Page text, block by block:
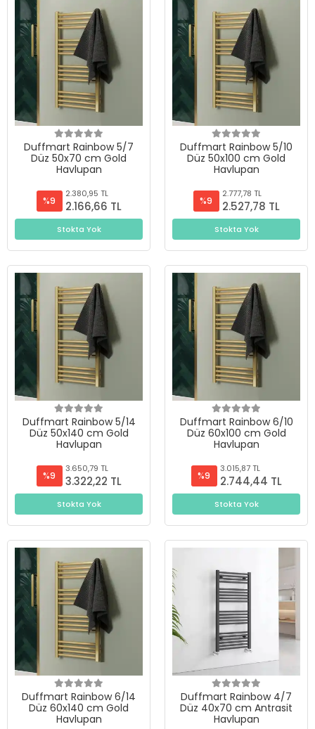
Duffmart Rainbow 5/7
Düz 50x70 cm Gold
Havlupan
%9
2.380,95 TL
2.166,66 TL
Stokta Yok
Duffmart Rainbow 5/10
Düz 50x100 cm Gold
Havlupan
%9
2.777,78 TL
2.527,78 TL
Stokta Yok
Duffmart Rainbow 5/14
Düz 50x140 cm Gold
Havlupan
%9
3.650,79 TL
3.322,22 TL
Stokta Yok
Duffmart Rainbow 6/10
Düz 60x100 cm Gold
Havlupan
%9
3.015,87 TL
2.744,44 TL
Stokta Yok
Duffmart Rainbow 6/14
Düz 60x140 cm Gold
Havlupan
Duffmart Rainbow 4/7
Düz 40x70 cm Antrasit
Havlupan